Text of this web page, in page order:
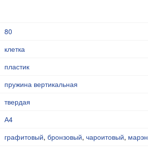
80
клетка
пластик
пружина вертикальная
твердая
А4
графитовый, бронзовый, чароитовый,